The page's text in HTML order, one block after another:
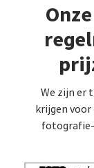
We zijn er
krijgen